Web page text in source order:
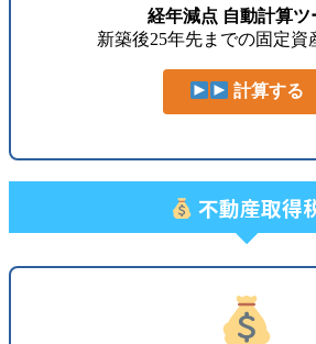
経年減点 自動計算ツ
新築後25年先までの固定資
計算する
不動産取得